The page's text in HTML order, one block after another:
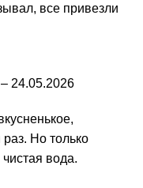
все привезли
– 24.05.2026
Но только
вода.